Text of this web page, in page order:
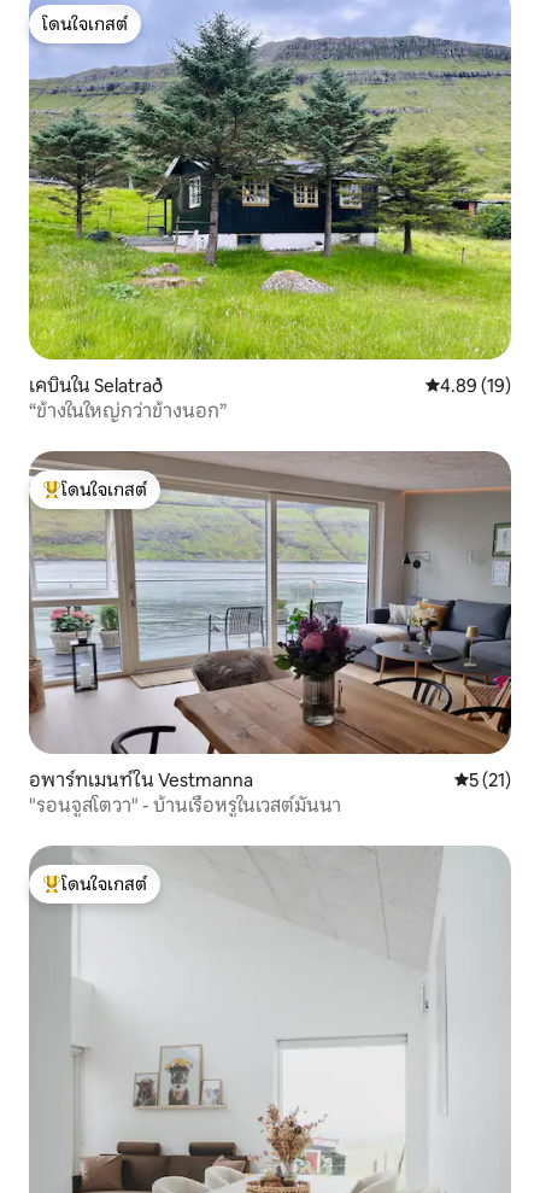
โดนใจเกสต์
โดนใจเกสต์
เคบินใน Selatrað คะแนนเฉลี่ย
4.89 (19)
“ข้างในใหญ่กว่าข้างนอก”
โดนใจเกสต์ที่สุด
โดนใจเกสต์
อพาร์ทเมนท์ใน Vestmanna คะแนนเฉลี่
5 (21)
"รอนจูสโตวา" - บ้านเรือหรูในเวสต์มันนา
โดนใจเกสต์ที่สุด
โดนใจเกสต์